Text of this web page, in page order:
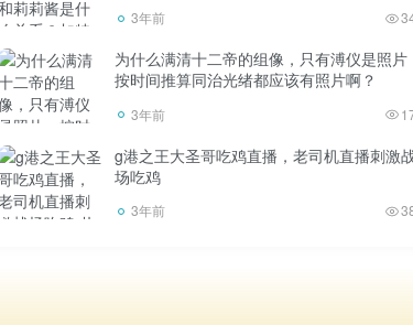
物比化纤织物更耐火。
线制品不仅不容易燃烧，还会着火，而且容易清
3年前
为什么满清十二帝的组像，只有溥仪是照片
按时间推算同治光绪都应该有照片啊？
3年前
g港之王大圣哥吃鸡直播，老司机直播刺激
场吃鸡
3年前